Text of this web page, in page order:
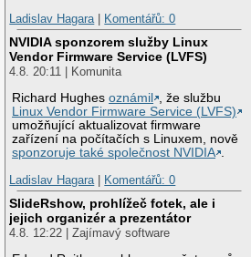
Ladislav Hagara
Komentářů: 0
NVIDIA sponzorem služby Linux
Vendor Firmware Service (LVFS)
4.8. 20:11 | Komunita
Richard Hughesoznámil
, že službu
Linux Vendor Firmware Service (LVFS)
umožňující aktualizovat firmware
zařízení na počítačích s Linuxem, nově
sponzoruje také společnost NVIDIA .
Ladislav Hagara | Komentářů: 0
SlideRshow, prohlížeč fotek, ale i
jejich organizér a prezentátor
4.8. 12:22 | Zajímavý software